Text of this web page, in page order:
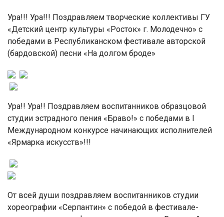
Ура!!! Ура!!! Поздравляем творческие коллективы ГУ
«Детский центр культуры «Росток» г. Молодечно» с
победами в Республиканском фестивале авторской
(бардовской) песни «На долгом броде»
Ура!! Ура!! Поздравляем воспитанников образцовой
студии эстрадного пения «Браво!» с победами в I
Международном конкурсе начинающих исполнителей
«Ярмарка искусств»!!!
От всей души поздравляем воспитанников студии
хореографии «Серпантин» с победой в фестивале-